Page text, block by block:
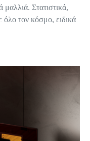
μαλλιά. Στατιστικά,
τον κόσμο, ειδικά